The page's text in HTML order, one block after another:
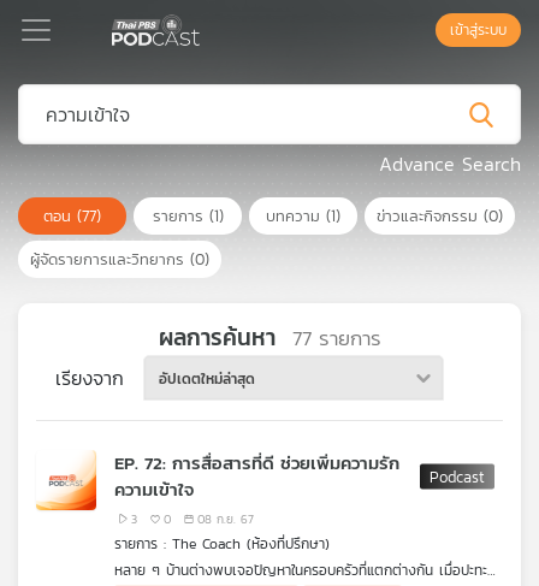
Podcast
เพล
ย์
ลิ
เพล
สต์
เข้าสู่ระบบ
Advance Search
ตอน (77) รายการ (1) บทความ (1) ข่าวและกิจกรรม (0)
ผู้จัดรายการและวิทยากร (0)
ผลการค้นหา 77 รายการ
เรียงจาก อัปเดตใหม่ล่าสุด
EP. 72: การสื่อสารที่ดี ช่วยเพิ่มความรัก
ความเข้าใจ
3 0 08 ก.ย. 67
รายการ : The Coach (ห้องที่ปรึกษา)
หลาย ๆ บ้านต่างพบเจอปัญหาในครอบครัวที่แตกต่างกัน เมื่อปะทะ